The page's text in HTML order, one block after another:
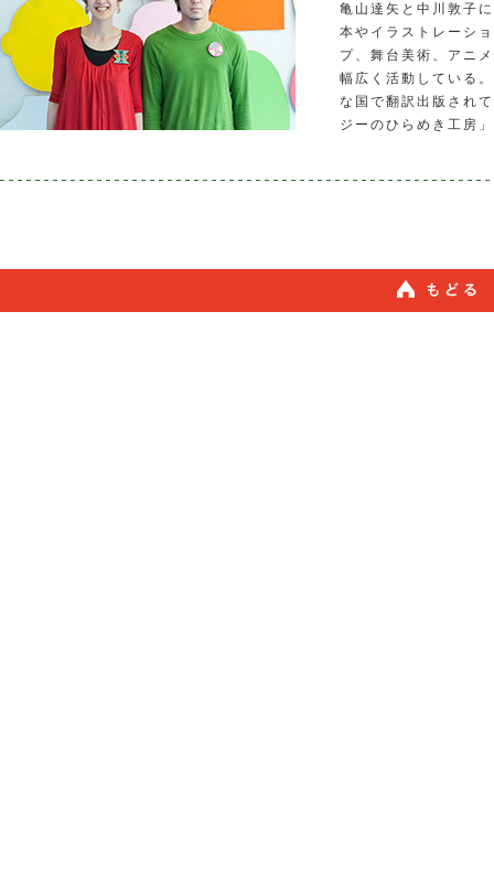
亀山達矢と中川敦子
本やイラストレーシ
プ、舞台美術、アニ
幅広く活動している
な国で翻訳出版され
ジーのひらめき工房